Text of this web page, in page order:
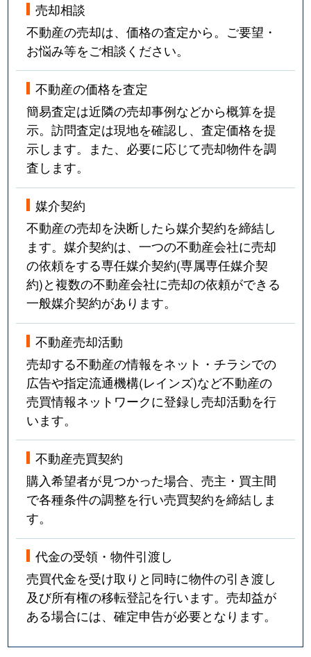
売却相談
不動産の売却は、価格の査定から。ご要望・
お悩み等をご相談ください。
不動産の価格を査定
簡易査定は近隣の売却事例などから概算を提
示。訪問査定は現地を確認し、査定価格を提
示します。また、必要に応じて売却物件を調
査します。
媒介契約
不動産の売却を決断したら媒介契約を締結し
ます。媒介契約は、一つの不動産会社に売却
の依頼をする専任媒介契約(専属専任媒介契
約)と複数の不動産会社に売却の依頼ができる
一般媒介契約があります。
不動産売却活動
売却する不動産の情報をネット・チラシでの
広告や指定流通機構(レインズ)など不動産の
売買情報ネットワークに登録し売却活動を行
います。
不動産売買契約
購入希望者が見つかった場合、売主・買主間
で各種条件の調整を行い売買契約を締結しま
す。
代金の受領・物件引渡し
売買代金を受け取りと同時に物件の引き渡し
及び所有権の移転登記を行います。売却益が
ある場合には、確定申告が必要となります。